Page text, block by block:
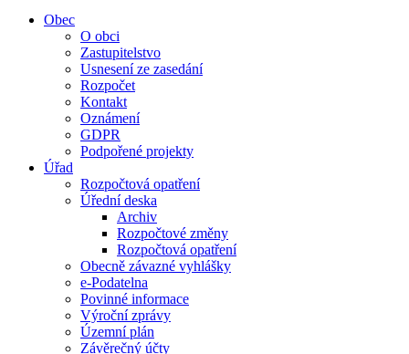
Obec
O obci
Zastupitelstvo
Usnesení ze zasedání
Rozpočet
Kontakt
Oznámení
GDPR
Podpořené projekty
Úřad
Rozpočtová opatření
Úřední deska
Archiv
Rozpočtové změny
Rozpočtová opatření
Obecně závazné vyhlášky
e-Podatelna
Povinné informace
Výroční zprávy
Územní plán
Závěrečný účty